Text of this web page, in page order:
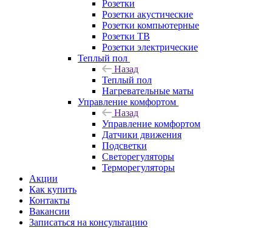
Розетки
Розетки акустические
Розетки компьютерные
Розетки ТВ
Розетки электрические
Теплый пол
Назад
Теплый пол
Нагревательные маты
Управление комфортом
Назад
Управление комфортом
Датчики движения
Подсветки
Светорегуляторы
Терморегуляторы
Акции
Как купить
Контакты
Вакансии
Записаться на консультацию